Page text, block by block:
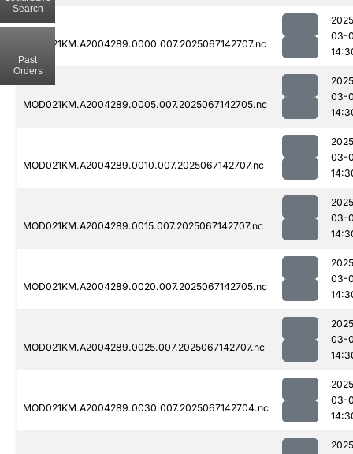
MOD021KM.A2004289.0000.007.2025067142707.nc
03-
MOD021KM.A2004289.0005.007.2025067142705.nc
03-
MOD021KM.A2004289.0010.007.2025067142707.nc
03-
MOD021KM.A2004289.0015.007.2025067142707.nc
03-
MOD021KM.A2004289.0020.007.2025067142705.nc
03-
MOD021KM.A2004289.0025.007.2025067142707.nc
03-
MOD021KM.A2004289.0030.007.2025067142704.nc
03-
Search
Past
Orders